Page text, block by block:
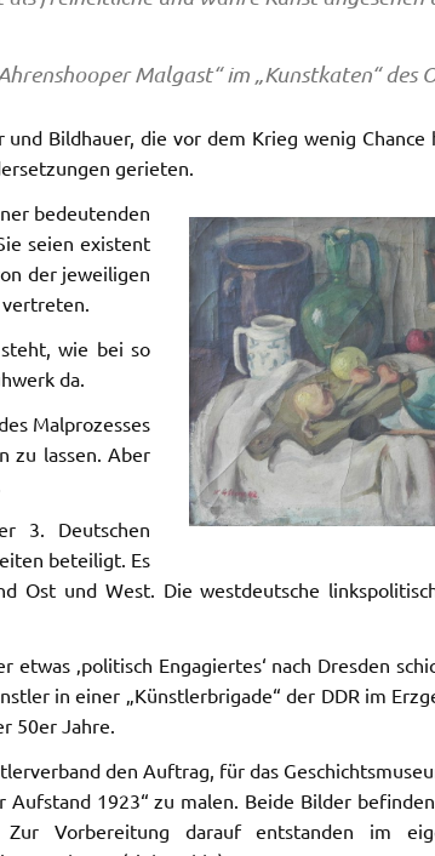
Malgast“ im „Kunstkaten“ des
Bildhauer, die vor dem Krieg wenig Chance
gerieten.
bedeutenden
seien existent
der jeweiligen
wie bei so
da.
Malprozesses
zu lassen. Aber
3. Deutschen
beteiligt. Es
Ost und West. Die westdeutsche
‚politisch Engagiertes‘ nach Dresden
in einer „Künstlerbrigade“ der DDR im
50er Jahre.
den Auftrag, für das
Aufstand 1923“ zu malen. Beide Bilder
Vorbereitung darauf entstanden im